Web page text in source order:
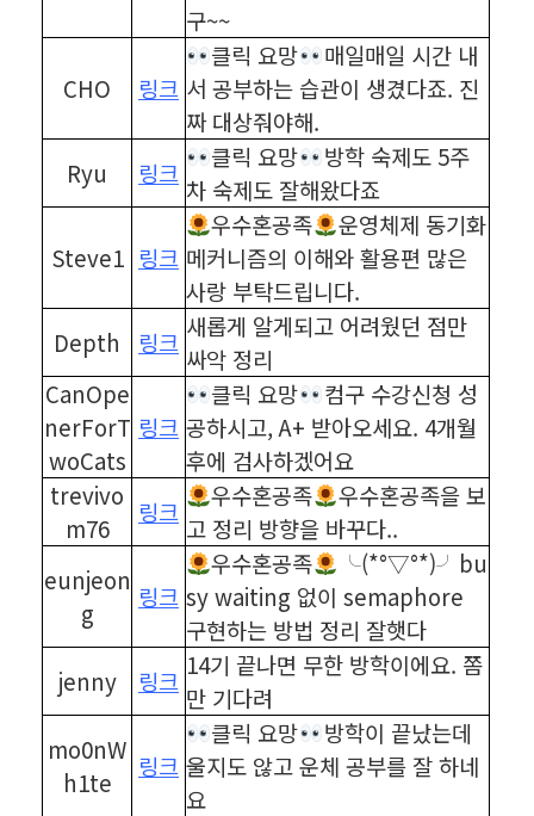
구~~
CHO 링크
클릭 요망
매일매일 시간 내
서 공부하는 습관이 생겼다죠. 진
짜 대상줘야해.
Ryu
링크
클릭 요망
방학 숙제도 5주
차 숙제도 잘해왔다죠
Steve1 링크
우수혼공족
운영체제 동기화
메커니즘의 이해와 활용편 많은
사랑 부탁드립니다.
Depth
링크
새롭게 알게되고 어려웠던 점만
싸악 정리
CanOpe
nerForT
woCats
링크
클릭 요망
컴구 수강신청 성
공하시고, A+ 받아오세요. 4개월
후에 검사하겠어요
trevivo
m76
링크
우수혼공족
우수혼공족을 보
고 정리 방향을 바꾸다..
eunjeon
g
링크
우수혼공족
╰(*°▽°*)╯bu
sy waiting 없이 semaphore
구현하는 방법 정리 잘햇다
jenny
링크
14기 끝나면 무한 방학이에요. 쫌
만 기다려
mo0nW
h1te
링크
클릭 요망
방학이 끝났는데
울지도 않고 운체 공부를 잘 하네
요